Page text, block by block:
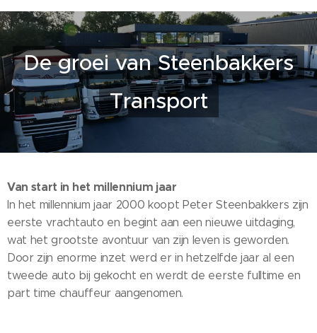
De groei van Steenbakkers
Transport
Van start in het millennium jaar
In het millennium jaar 2000 koopt Peter Steenbakkers zijn
eerste vrachtauto en begint aan een nieuwe uitdaging,
wat het grootste avontuur van zijn leven is geworden.
Door zijn enorme inzet werd er in hetzelfde jaar al een
tweede auto bij gekocht en werdt de eerste fulltime en
part time chauffeur aangenomen.